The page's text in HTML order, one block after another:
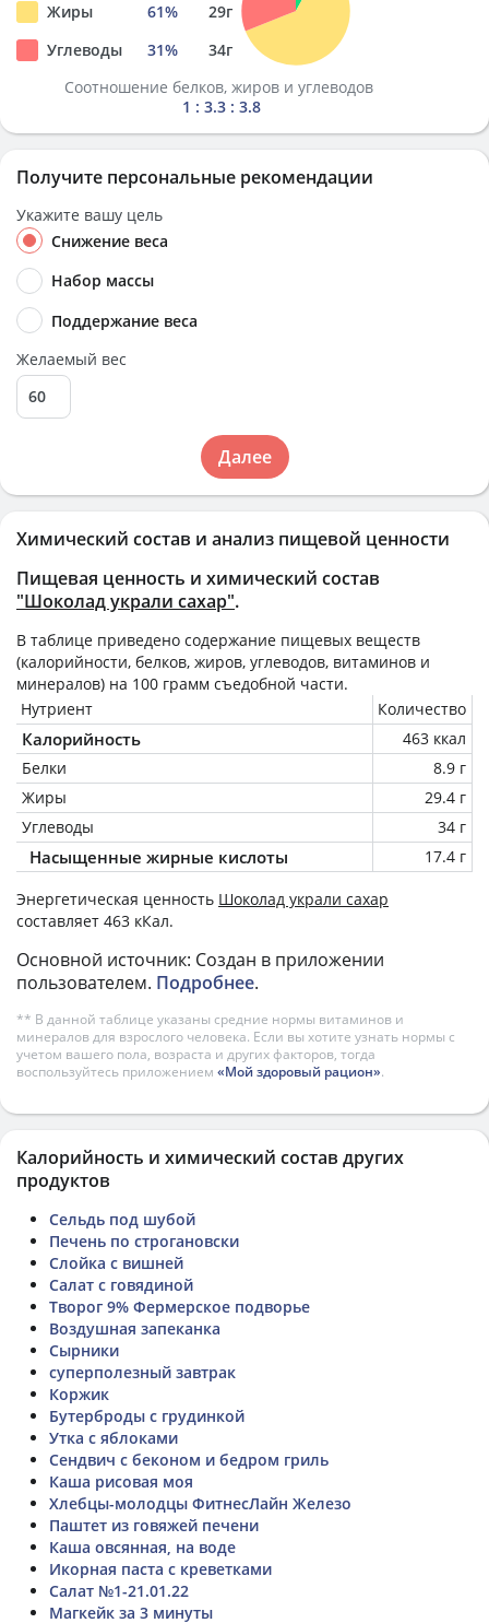
Химический состав и анализ пищевой ценности
Пищевая ценность и химический состав
"Шоколад украли сахар".
В таблице приведено содержание пищевых веществ
(калорийности, белков, жиров, углеводов, витаминов и
минералов) на 100 грамм съедобной части.
Нутриент
Количество
Калорийность
463 ккал
Белки
8.9 г
Жиры
29.4 г
Углеводы
34 г
Насыщенные жирные кислоты 17.4 г
Энергетическая ценность Шоколад украли сахар
составляет 463 кКал.
Основной источник: Создан в приложении
пользователем. Подробнее.
** В данной таблице указаны средние нормы витаминов и
минералов для взрослого человека. Если вы хотите узнать нормы с
учетом вашего пола, возраста и других факторов, тогда
воспользуйтесь приложением «Мой здоровый рацион».
Жиры
61% 29г
Углеводы
31% 34г
Соотношение белков, жиров и углеводов
1 : 3.3 : 3.8
Получите персональные рекомендации
Укажите вашу цель
Снижение веса
Набор массы
Поддержание веса
Желаемый вес
Далее
Калорийность и химический состав других
продуктов
Сельдь под шубой
Печень по строгановски
Слойка с вишней
Салат с говядиной
Творог 9% Фермерское подворье
Воздушная запеканка
Сырники
суперполезный завтрак
Коржик
Бутерброды с грудинкой
Утка с яблоками
Сендвич с беконом и бедром гриль
Каша рисовая моя
Хлебцы-молодцы ФитнесЛайн Железо
Паштет из говяжей печени
Каша овсянная, на воде
Икорная паста с креветками
Салат №1-21.01.22
Магкейк за 3 минуты